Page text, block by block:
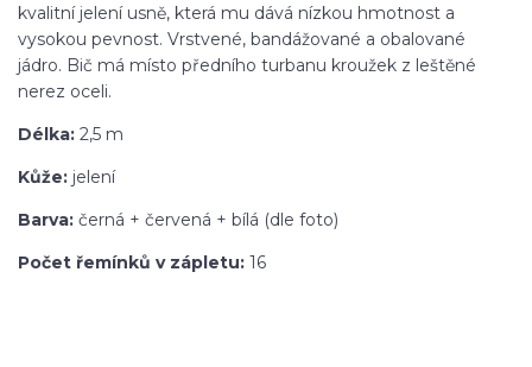
kvalitní jelení usně, která mu dává nízkou hmotnost a
vysokou pevnost. Vrstvené, bandážované a obalované
jádro. Bič má místo předního turbanu kroužek z leštěné
nerez oceli.
Délka: 2,5 m
Kůže: jelení
Barva: černá + červená + bílá (dle foto)
Počet řemínků v zápletu: 16